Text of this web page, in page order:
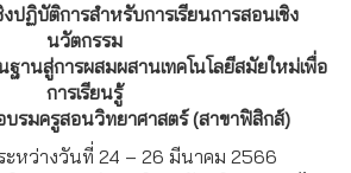
ปฏิบัติการสำหรับการเรียนการสอนเชิง
นวัตกรรม
ฐานสู่การผสมผสานเทคโนโลยีสมัยใหม่เพื่อ
การเรียนรู้
บรมครูสอนวิทยาศาสตร์ (สาขาฟิสิกส์)
ะหว่างวันที่ 24 – 26 มีนาคม 2566